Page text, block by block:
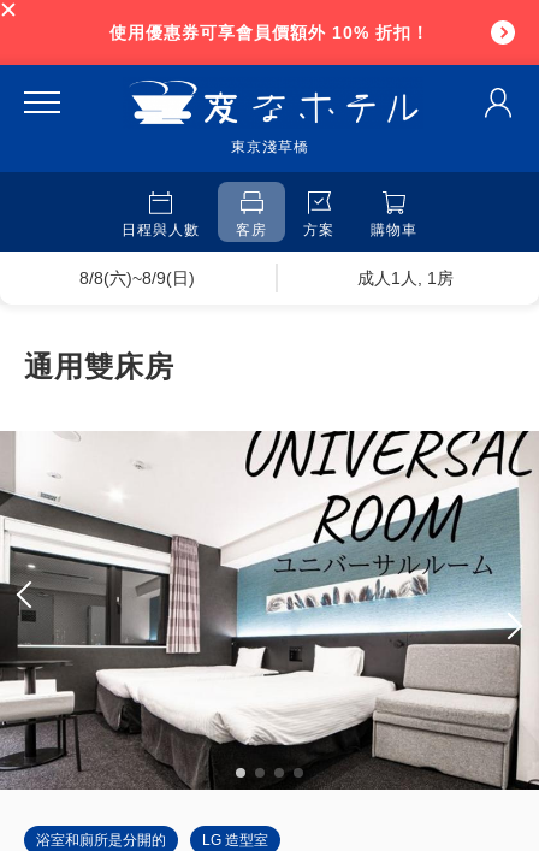
使用優惠券可享會員價額外 10% 折扣！
東京淺草橋
日程與人數 客房 方案 購物車
8/8(六)~8/9(日) 成人1人, 1房
通用雙床房
浴室和廁所是分開的 LG 造型室